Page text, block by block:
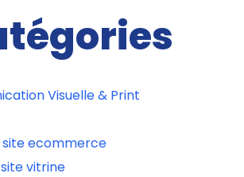
Visuelle & Print
ecommerce
vitrine